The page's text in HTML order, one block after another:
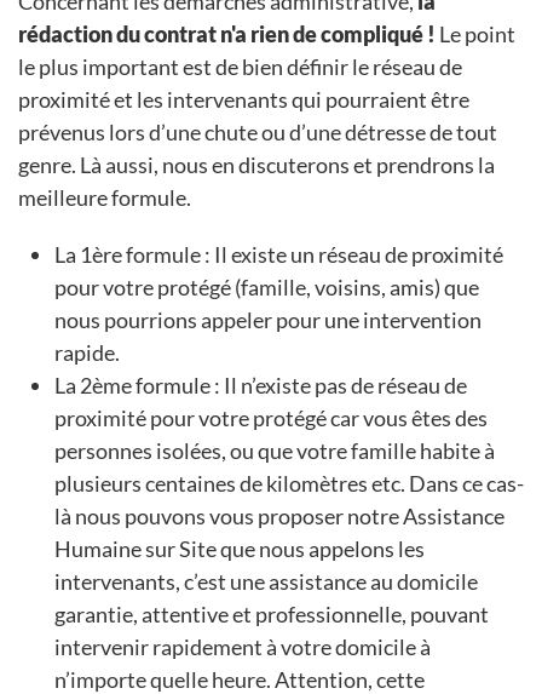
rédaction du contrat n'a rien de compliqué ! Le point
le plus important est de bien définir le réseau de
proximité et les intervenants qui pourraient être
prévenus lors d’une chute ou d’une détresse de tout
genre. Là aussi, nous en discuterons et prendrons la
meilleure formule.
La 1ère formule : Il existe un réseau de proximité
pour votre protégé (famille, voisins, amis) que
nous pourrions appeler pour une intervention
rapide.
La 2ème formule : Il n’existe pas de réseau de
proximité pour votre protégé car vous êtes des
personnes isolées, ou que votre famille habite à
plusieurs centaines de kilomètres etc. Dans ce cas-
là nous pouvons vous proposer notre Assistance
Humaine sur Site que nous appelons les
intervenants, c’est une assistance au domicile
garantie, attentive et professionnelle, pouvant
intervenir rapidement à votre domicile à
n’importe quelle heure. Attention, cette